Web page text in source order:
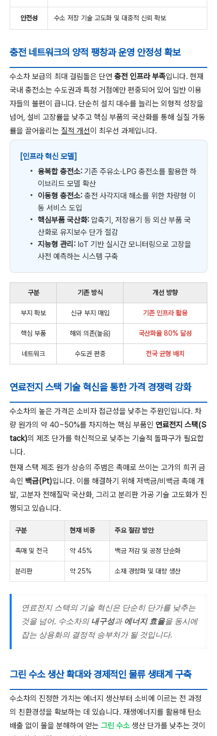
안전성 수소 저장 기술 고도화 및 대중적 신뢰 확보
충전 네트워크의 양적 팽창과 운영 안정성 확보
수소차 보급의 최대 걸림돌은 단연 충전 인프라 부족입니다. 현재
국내 충전소는 수도권과 특정 거점에만 편중되어 있어 일반 이용
자들의 불편이 큽니다. 단순히 설치 대수를 늘리는 외형적 성장을
넘어, 설비 고장률을 낮추고 핵심 부품의 국산화를 통해 실질 가동
률을 끌어올리는 질적 개선이 최우선 과제입니다.
[인프라 혁신 모델]
융복합 충전소: 기존 주유소·LPG 충전소를 활용한 하
이브리드 모델 확산
이동형 충전소: 충전 사각지대 해소를 위한 차량형 이
동 서비스 도입
핵심부품 국산화: 압축기, 저장용기 등 외산 부품 국
산화로 유지보수 단가 절감
지능형 관리: IoT 기반 실시간 모니터링으로 고장을
사전 예측하는 시스템 구축
구분 기존 방식 개선 방향
부지 확보 신규 부지 매입 기존 인프라 활용
핵심 부품 해외 의존(높음) 국산화율 80% 달성
네트워크 수도권 편중 전국 균형 배치
연료전지 스택 기술 혁신을 통한 가격 경쟁력 강화
수소차의 높은 가격은 소비자 접근성을 낮추는 주원인입니다. 차
량 원가의 약 40~50%를 차지하는 핵심 부품인 연료전지 스택(S
tack)의 제조 단가를 혁신적으로 낮추는 기술적 돌파구가 필요합
니다.
현재 스택 제조 원가 상승의 주범은 촉매로 쓰이는 고가의 희귀 금
속인 백금(Pt)입니다. 이를 해결하기 위해 저백금/비백금 촉매 개
발, 고분자 전해질막 국산화, 그리고 분리판 가공 기술 고도화가 진
행되고 있습니다.
구분 현재 비중 주요 절감 방안
촉매 및 전극 약 45% 백금 저감 및 공정 단순화
분리판 약 25% 소재 경량화 및 대량 생산
연료전지 스택의 기술 혁신은 단순히 단가를 낮추는
것을 넘어, 수소차의 내구성과 에너지 효율을 동시에
잡는 상용화의 결정적 승부처가 될 것입니다.
그린 수소 생산 확대와 경제적인 물류 생태계 구축
수소차의 진정한 가치는 에너지 생산부터 소비에 이르는 전 과정
의 친환경성을 확보하는 데 있습니다. 재생에너지를 활용해 탄소
배출 없이 물을 분해하여 얻는 그린 수소 생산 단가를 낮추는 것이